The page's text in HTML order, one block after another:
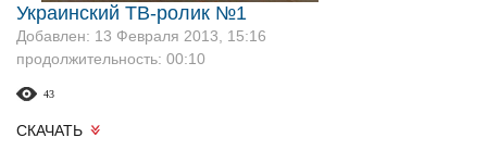
Украинский ТВ-ролик №1
Добавлен: 13 Февраля 2013, 15:16
продолжительность: 00:10
43
СКАЧАТЬ